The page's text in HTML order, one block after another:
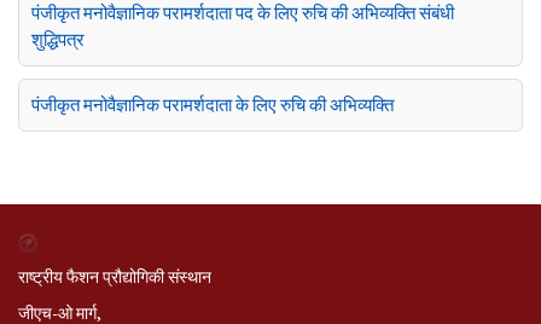
पंजीकृत मनोवैज्ञानिक परामर्शदाता पद के लिए रुचि की अभिव्यक्ति संबंधी
शुद्धिपत्र
पंजीकृत मनोवैज्ञानिक परामर्शदाता के लिए रुचि की अभिव्यक्ति
राष्ट्रीय फैशन प्रौद्योगिकी संस्थान
जीएच-ओ मार्ग,